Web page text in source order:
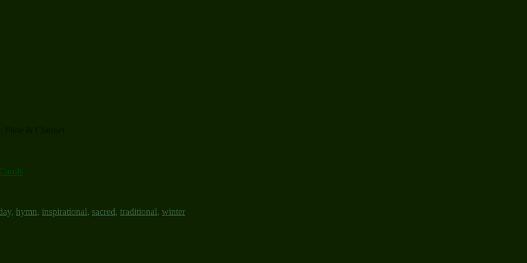
, hymn, inspirational, sacred, traditional, winter